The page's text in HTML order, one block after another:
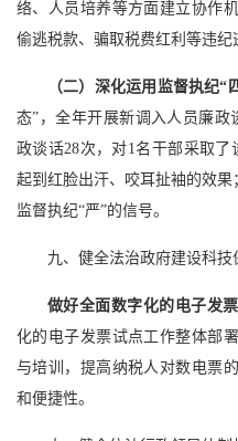
络、人员培养等方面建立协作
偷逃税款、骗取税费红利等违纪
（二）深化运用监督执纪“
态”，全年开展新调入人员廉
政谈话28次，对1名干部采取
起到红脸出汗、咬耳扯袖的效
监督执纪“严”的信号。
九、健全法治政府建设科技
做好全面数字化的电子发票
化的电子发票试点工作整体部
与培训，提高纳税人对数电票
和便捷性。